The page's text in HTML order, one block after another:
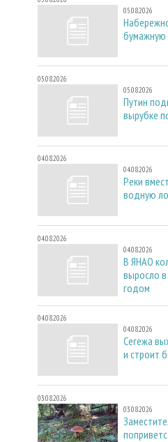
05.08.2026
бумажную
05.08.2026
05.08.2026
Путин
вырубке
04.08.2026
04.08.2026
Реки
водную
04.08.2026
04.08.2026
В ЯНАО
выросло
годом
04.08.2026
04.08.2026
Сегежа
и строит
03.08.2026
03.08.2026